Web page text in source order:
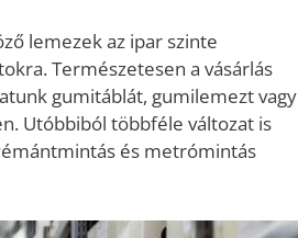
lemezek az ipar szinte
Természetesen a vásárlás
gumitáblát, gumilemezt vagy
Utóbbiból többféle változat is
és metrómintás